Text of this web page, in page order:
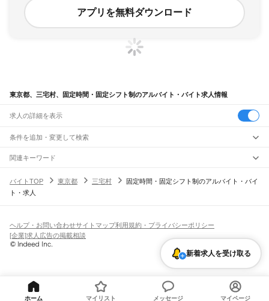
アプリを無料ダウンロード
東京都、三宅村、固定時間・固定シフト制のアルバイト・バイト求人情報
求人の詳細を表示
条件を追加・変更して検索
市区町村を追加・変更
東京都すべて
東京23区
江戸川区
八王子市立川市武蔵野市 昭島市調布市町田市小金井市
小平市日野市 狛江市 東大和市 清瀬市
あきる野市西東京市 大島町利島村
小笠原村西多摩郡
駅を追加・変更
JR山手線
大崎駅五反田駅目黒駅恵比寿駅 代々木駅新宿駅新大久保駅
高田馬場駅
田端駅 西日暮里駅
新橋駅浜松町駅田町駅
JR南武線
矢野口駅
南多摩駅 分倍河原駅西府駅 矢川駅西国立駅
職種を追加・変更
飲食・フードサービスすべて
ホールスタッフキッチンスタッフ
パン屋（ベーカリー）
バー（BAR）・バーテンダー
飲食店（店長・マネージャー）
営業テレフォンアポインター（テレアポ） ルートセールス
フードカウンター販売員
アパレル
家電量販店・携帯販売（携帯ショップ）
人気
日払いOK高校生歓迎 髪型・髪色自由
留学生・外国人活躍中
シフト
土日祝のみOK
平日のみOK 週1日からOK 週2・3日からOK 週4日以上OK
雇用形態を追加・変更
派遣社員
業務委託
関連キーワード
東京都 固定時間・固定シフト制 バレーボール
埼玉県 固定時間・固定シフト制 固定シフト
バイトTOP 東京都 三宅村
固定時間・固定シフト制のアルバイト・バイ
ト・求人
新着求人を受け取る
ヘルプ・お問い合わせサイトマップ利用規約・プライバシーポリシー
[企業]求人広告の掲載相談
ホーム マイリスト メッセージ マイページ